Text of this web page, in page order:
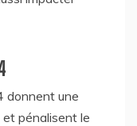
donnent une
pénalisent le